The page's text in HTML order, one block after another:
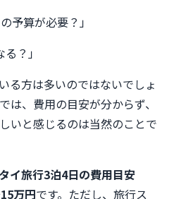
予算が必要？」
？」
る方は多いのではないでしょ
は、費用の目安が分からず、
いと感じるのは当然のことで
タイ旅行3泊4日の費用目安
万円です。ただし、旅行ス